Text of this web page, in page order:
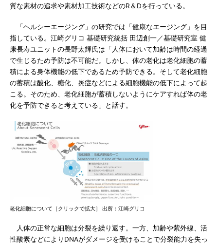
質な素材の追求や素材加工技術などのR＆Dを行っている。
「ヘルシーエージング」の研究では「健康なエージング」を目
指している。江崎グリコ 基礎研究統括 田辺創一／基礎研究室 健
康長寿ユニットの長野太輝氏は「人体において加齢は時間の経過
で生じるため予防は不可能だ。しかし、体の老化は老化細胞の蓄
積による身体機能の低下であるため予防できる。そして老化細胞
の蓄積は酸化、糖化、炎症などによる細胞機能の低下によって起
こる。そのため、老化細胞が蓄積しないようにケアすれば体の老
化を予防できると考えている」と話す。
老化細胞について［クリックで拡大］ 出所：江崎グリコ
人体の正常な細胞は分裂を繰り返す。一方、加齢や紫外線、活
性酸素などによりDNAがダメージを受けることで分裂能力を失っ